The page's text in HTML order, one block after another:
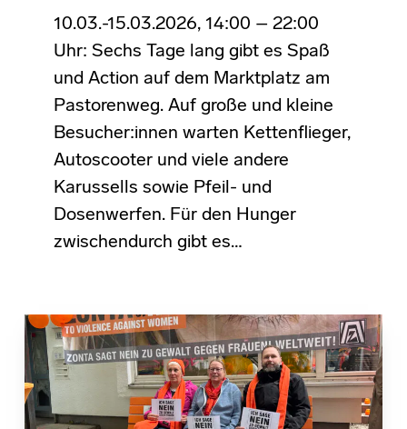
10.03.-15.03.2026, 14:00 – 22:00
Uhr: Sechs Tage lang gibt es Spaß
und Action auf dem Marktplatz am
Pastorenweg. Auf große und kleine
Besucher:innen warten Kettenflieger,
Autoscooter und viele andere
Karussells sowie Pfeil- und
Dosenwerfen. Für den Hunger
zwischendurch gibt es…